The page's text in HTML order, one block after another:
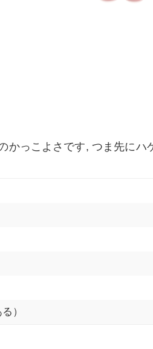
っこよさです, つま先にハ
）